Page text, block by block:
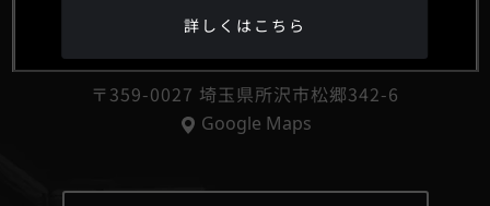
HEAD OFFICE
〒359-0027 埼玉県所沢市松郷342-6
Google Maps
詳しくはこちら